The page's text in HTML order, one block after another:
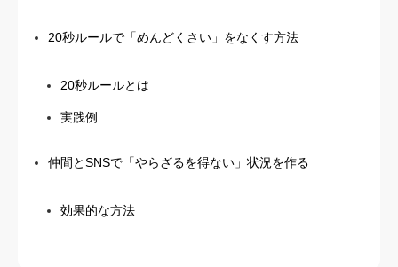
20秒ルールで「めんどくさい」をなくす方法
20秒ルールとは
実践例
仲間とSNSで「やらざるを得ない」状況を作る
効果的な方法